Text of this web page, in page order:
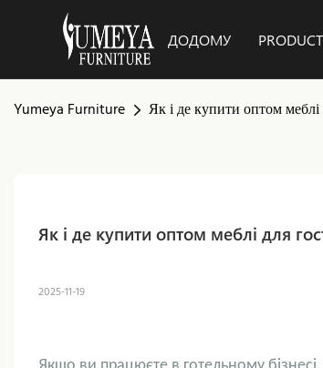
ДОДОМУ
Yumeya Furniture Як і де купити оптом меблі
Як і де купити оптом меблі для
2025-11-19